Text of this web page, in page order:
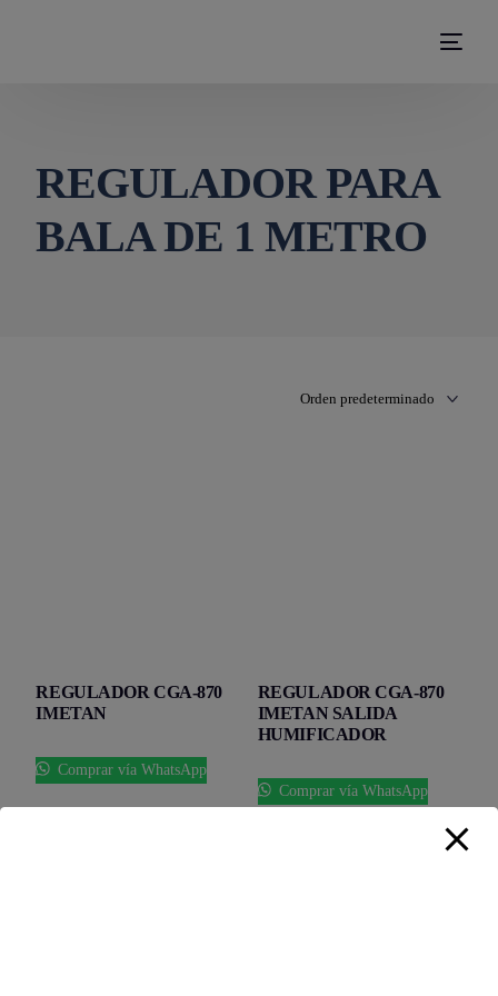
REGULADOR PARA
BALA DE 1 METRO
REGULADOR CGA-870
IMETAN
Comprar vía WhatsApp
REGULADOR CGA-870
IMETAN SALIDA
HUMIFICADOR
Comprar vía WhatsApp